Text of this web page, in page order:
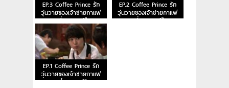
EP.3 Coffee Prince รัก
วุ่นวายของเจ้าชายกาแฟ
ตอนที่ 3 พากย์ไทย
EP.2 Coffee Prince รัก
วุ่นวายของเจ้าชายกาแฟ
ตอนที่ 2 พากย์ไทย
EP.1 Coffee Prince รัก
วุ่นวายของเจ้าชายกาแฟ
ตอนที่ 1 พากย์ไทย